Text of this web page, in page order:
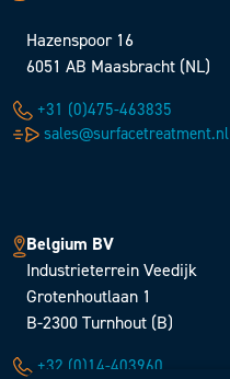
Hazenspoor 16
6051 AB Maasbracht (NL)
+31 (0)475-463835
sales@surfacetreatment.nl
Belgium BV
Industrieterrein Veedijk
Grotenhoutlaan 1
B-2300 Turnhout (B)
+32 (0)14-403960